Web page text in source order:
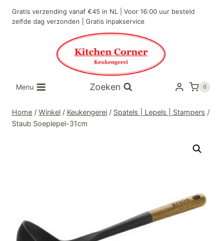
naar
Gratis verzending vanaf €45 in NL | Voor 16:00 uur besteld
zelfde dag verzonden | Gratis inpakservice
Menu Zoeken 0
Home / Winkel / Keukengerei / Spatels | Lepels | Stampers /
Staub Soeplepel-31cm